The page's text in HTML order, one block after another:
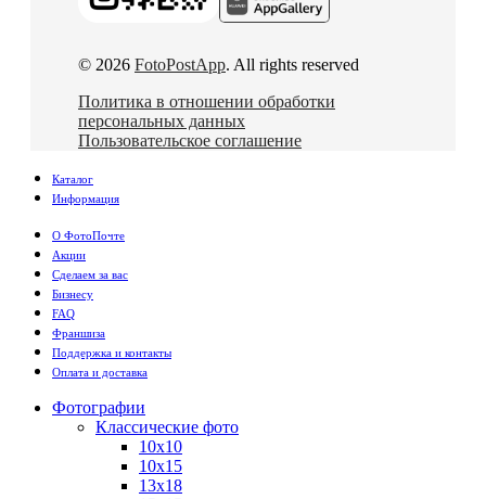
© 2026 FotoPostApp. All rights reserved
Политика в отношении обработки
персональных данных
Пользовательское соглашение
Каталог
Информация
О ФотоПочте
Акции
Сделаем за вас
Бизнесу
FAQ
Франшиза
Поддержка и контакты
Оплата и доставка
Фотографии
Классические фото
10х10
10х15
13х18